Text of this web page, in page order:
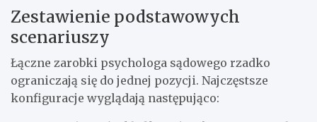
Zestawienie podstawowych
scenariuszy
Łączne zarobki psychologa sądowego rzadko
ograniczają się do jednej pozycji. Najczęstsze
konfiguracje wyglądają następująco: